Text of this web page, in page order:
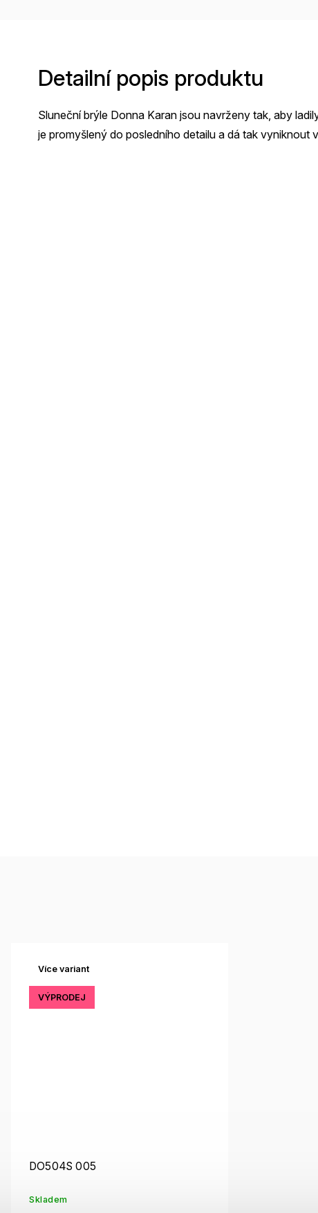
Detailní popis produktu
Sluneční brýle Donna Karan jsou navrženy tak, aby
je promyšlený do posledního detailu a dá tak vyniknout
Více variant
VÝPRODEJ
DO504S 005
Skladem